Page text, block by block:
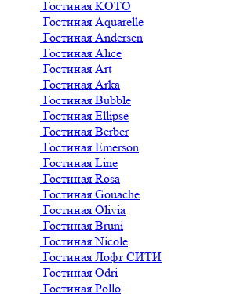
Гостиная KOTO
Гостиная Aquarelle
Гостиная Andersen
Гостиная Alice
Гостиная Art
Гостиная Arka
Гостиная Bubble
Гостиная Ellipse
Гостиная Berber
Гостиная Emerson
Гостиная Line
Гостиная Rosa
Гостиная Gouache
Гостиная Olivia
Гостиная Bruni
Гостиная Nicole
Гостиная Лофт СИТИ
Гостиная Odri
Гостиная Pollo